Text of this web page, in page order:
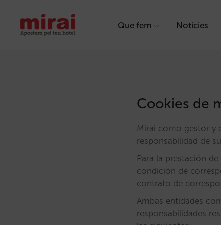
Que fem Notícies
Cookies de
Mirai como gestor y
responsabilidad de
Para la prestación
condición de
contrato de
Ambas entidades
responsabilidades